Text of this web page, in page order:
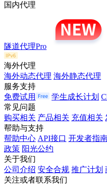
国内代理
隧道代理Pro
海外代理
海外动态代理 海外静态代理
服务支持
免费试用
学生成长计划
常见问题
购买相关 产品相关 充值相关
帮助与支持
帮助中心 API接口 开发者指
政策 阳光公约
关于我们
公司介绍 安全合规 推广计划
关注或者联系我们